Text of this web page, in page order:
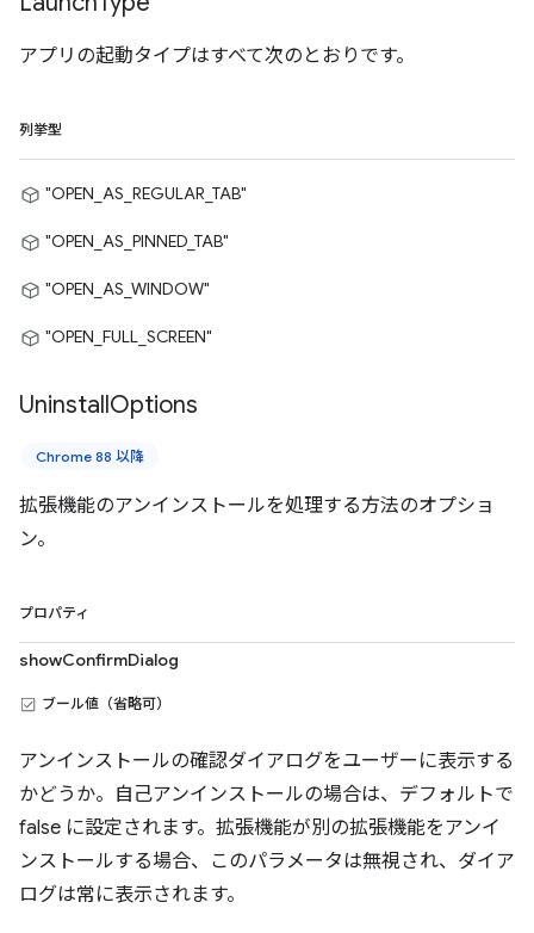
アプリの起動タイプはすべて次のとおりです。
列挙型
"OPEN_AS_REGULAR_TAB"
"OPEN_AS_PINNED_TAB"
"OPEN_AS_WINDOW"
"OPEN_FULL_SCREEN"
UninstallOptions
Chrome 88 以降
拡張機能のアンインストールを処理する方法のオプショ
ン。
プロパティ
showConfirmDialog
ブール値（省略可）
アンインストールの確認ダイアログをユーザーに表示する
かどうか。自己アンインストールの場合は、デフォルトで
false に設定されます。拡張機能が別の拡張機能をアンイ
ンストールする場合、このパラメータは無視され、ダイア
ログは常に表示されます。